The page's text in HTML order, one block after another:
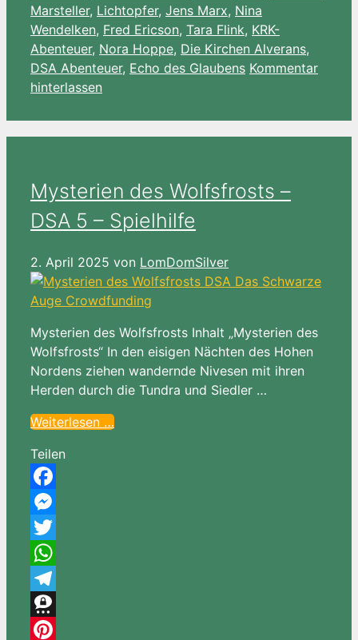
Marsteller, Lichtopfer, Jens Marx, Nina
Wendelken, Fred Ericson, Tara Flink, KRK-
Abenteuer, Nora Hoppe, Die Kirchen Alverans,
DSA Abenteuer, Echo des Glaubens Kommentar
hinterlassen
Mysterien des Wolfsfrosts –
DSA 5 – Spielhilfe
2. April 2025 von LomDomSilver
Mysterien des Wolfsfrosts Inhalt „Mysterien des
Wolfsfrosts“ In den eisigen Nächten des Hohen
Nordens ziehen wandernde Nivesen mit ihren
Herden durch die Tundra und Siedler …
Weiterlesen …
Teilen
Facebook
Messenger
Twitter
WhatsApp
Telegram
Threema